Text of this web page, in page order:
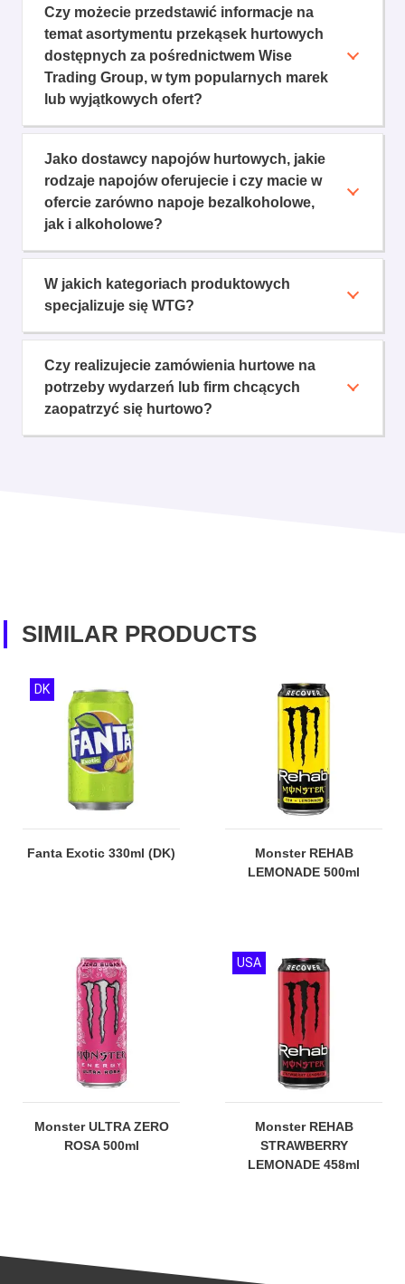
Czy możecie przedstawić informacje na
temat asortymentu przekąsek hurtowych
dostępnych za pośrednictwem Wise
Trading Group, w tym popularnych marek
lub wyjątkowych ofert?
Jako dostawcy napojów hurtowych, jakie
rodzaje napojów oferujecie i czy macie w
ofercie zarówno napoje bezalkoholowe,
jak i alkoholowe?
W jakich kategoriach produktowych
specjalizuje się WTG?
Czy realizujecie zamówienia hurtowe na
potrzeby wydarzeń lub firm chcących
zaopatrzyć się hurtowo?
SIMILAR PRODUCTS
Fanta Exotic 330ml (DK)
DK
Monster REHAB
LEMONADE 500ml
Monster ULTRA ZERO
ROSA 500ml
Monster REHAB
STRAWBERRY
LEMONADE 458ml
USA